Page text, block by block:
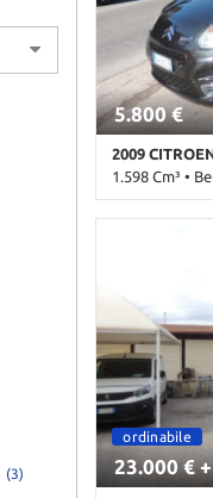
(3)
visione
laterali
Trazione
elettronico
Cronologia
LED •
assistita •
Portapacchi •
• Sensore di
posteriori •
Specchietti
Automatico •
5.800 €
2009
1.598 Cm³ •
176.000 Km •
metallizzato
laterali •
Alzacristalli
Bracciolo •
•
zone •
Cruise Control
• Sensore di
parcheggio
laterali
ordinabile
23.000 €